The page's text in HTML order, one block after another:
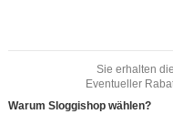
Sie erhalten
Eventueller
Warum Sloggishop wählen?